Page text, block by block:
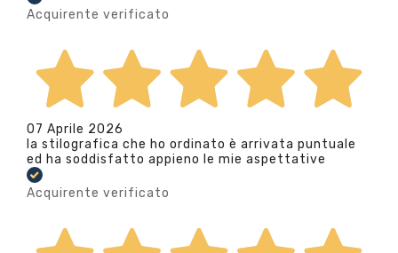
Acquirente verificato
07 Aprile 2026
la stilografica che ho ordinato è arrivata puntuale
ed ha soddisfatto appieno le mie aspettative
Acquirente verificato